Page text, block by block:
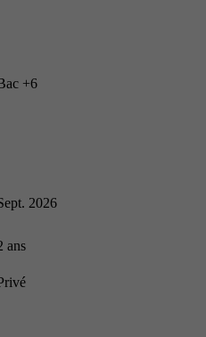
+6
2026
ans